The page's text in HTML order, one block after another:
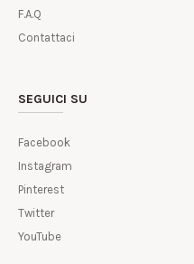
F.A.Q
Contattaci
SEGUICI SU
Facebook
Instagram
Pinterest
Twitter
YouTube